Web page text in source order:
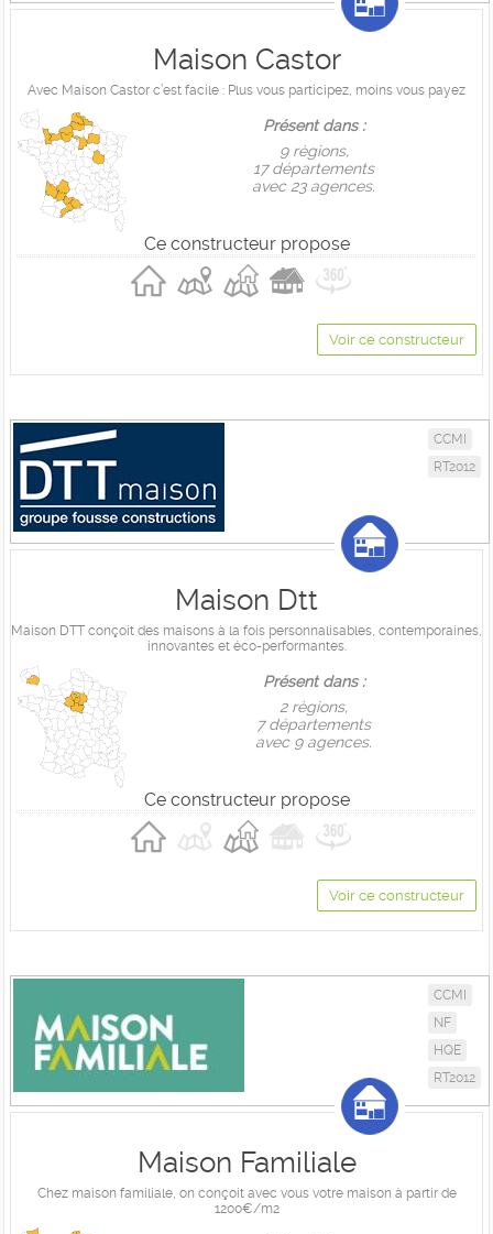
Maison Castor
Avec Maison Castor c’est facile : Plus vous participez, moins vous payez
Présent dans :
9 règions,
17 départements
avec 23 agences.
Ce constructeur propose
Voir ce constructeur
CCMI
RT2012
Maison Dtt
Maison DTT conçoit des maisons à la fois personnalisables, contemporaines,
innovantes et éco-performantes.
Présent dans :
2 règions,
7 départements
avec 9 agences.
Ce constructeur propose
Voir ce constructeur
CCMI
NF
HQE
RT2012
Maison Familiale
Chez maison familiale, on conçoit avec vous votre maison à partir de
1200€/m2